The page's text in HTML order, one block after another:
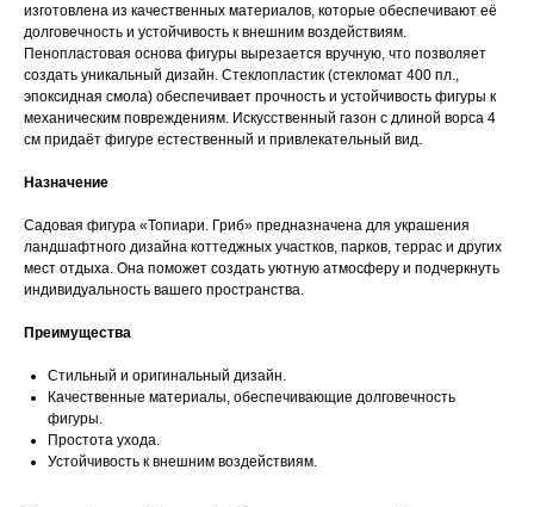
изготовлена из качественных материалов, которые обеспечивают её
долговечность и устойчивость к внешним воздействиям.
Пенопластовая основа фигуры вырезается вручную, что позволяет
создать уникальный дизайн. Стеклопластик (стекломат 400 пл.,
эпоксидная смола) обеспечивает прочность и устойчивость фигуры к
механическим повреждениям. Искусственный газон с длиной ворса 4
см придаёт фигуре естественный и привлекательный вид.
Назначение
Садовая фигура «Топиари. Гриб» предназначена для украшения
ландшафтного дизайна коттеджных участков, парков, террас и других
мест отдыха. Она поможет создать уютную атмосферу и подчеркнуть
индивидуальность вашего пространства.
Преимущества
Стильный и оригинальный дизайн.
Качественные материалы, обеспечивающие долговечность
фигуры.
Простота ухода.
Устойчивость к внешним воздействиям.